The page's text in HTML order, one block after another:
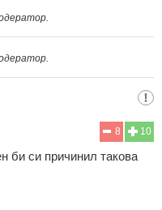
10
8
би си причинил такова